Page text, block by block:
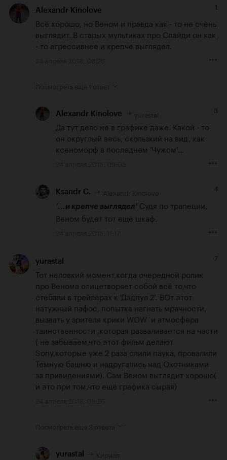
Alexandr Kinolove 1
Всё хорошо, но Веном и правда как - то не очень
выглядит. В старых мультиках про Спайди он как
- то агрессивнее и крепче выглядел.
Alexandr Kinolove 3
Да тут дело не в графике даже. Какой - то
он округлый весь, скользкий на вид, как
ксеноморф в последнем 'Чужом'...
Ksandr C. 4
'...и крепче выглядел' Судя по трапеции,
Веном будет тот ещё шкаф.
yurastal -7
Тот неловкий момент,когда очередной ролик
про Венома олицетворяет собой всё то,что
стебали в трейлерах к 'Дэдпул 2'. ВОт этот
натужный пафос, попытка нагнать мрачности,
вызвать у зрителя крики WOW  и атмосфера
таинственности ,которая разваливается на части
( не забываем,что этот фильм делают
Sony,которые уже 2 раза слили паука, провалили
Тёмную башню и надругались над Охотниками
за привидениями). Сам Веном выглядит хорошо(
и это при том,что ещё графика сырая)
yurastal